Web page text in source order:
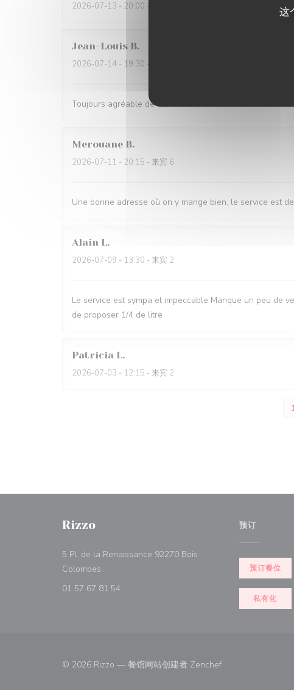
这
2026-07-13 - 20:00 - 来宾 3
Jean-Louis B
2026-07-14 - 19:30 - 来宾 3
Toujours agréable de venir au Rizzo
Merouane B
2026-07-11 - 20:15 - 来宾 6
Une bonne adresse où on y mange bien, le service est
Alain L
2026-07-09 - 13:30 - 来宾 2
Le service est sympa et impeccable Manque un peu de
de proposer 1/4 de litre
Patricia L
2026-07-03 - 12:15 - 来宾 2
Rizzo
5 Pl. de la Renaissance 92270 Bois-
Colombes
01 57 67 81 54
预订
预订餐位
私有化
© 2026 Rizzo — 餐馆网站创建者 Zenchef((在新窗口中打开))